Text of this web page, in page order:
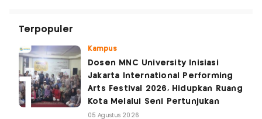
Terpopuler
Kampus
Dosen MNC University Inisiasi
Jakarta International Performing
Arts Festival 2026, Hidupkan Ruang
Kota Melalui Seni Pertunjukan
05 Agustus 2026